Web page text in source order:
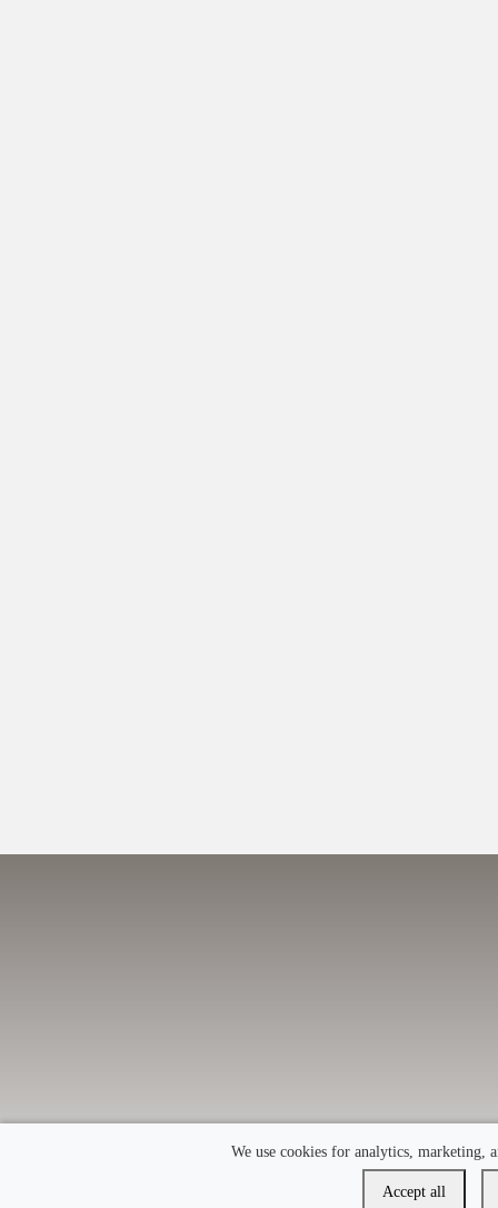
We use cookies for analytics, marketing,
Accept all